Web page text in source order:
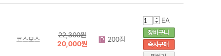
코스모스
22,300원
20,000원
200점
EA